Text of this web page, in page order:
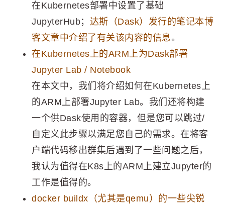
在Kubernetes部署中设置了基础
JupyterHub； 达斯（Dask）发行的笔记本博
客文章中介绍了有关该内容的信息。
在Kubernetes上的ARM上为Dask部署
Jupyter Lab / Notebook
在本文中，我们将介绍如何在Kubernetes上
的ARM上部署Jupyter Lab。我们还将构建
一个供Dask使用的容器，但是您可以跳过/
自定义此步骤以满足您自己的需求。在将客
户端代码移出群集后遇到了一些问题之后，
我认为值得在K8s上的ARM上建立Jupyter的
工作是值得的。
docker buildx（尤其是qemu）的一些尖锐